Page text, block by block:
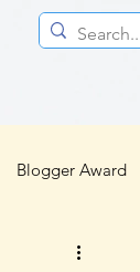
Blogger Award